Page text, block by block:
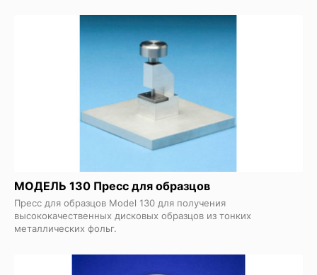
МОДЕЛЬ 130 Пресс для образцов
Пресс для образцов Model 130 для получения
высококачественных дисковых образцов из тонких
металлических фольг.